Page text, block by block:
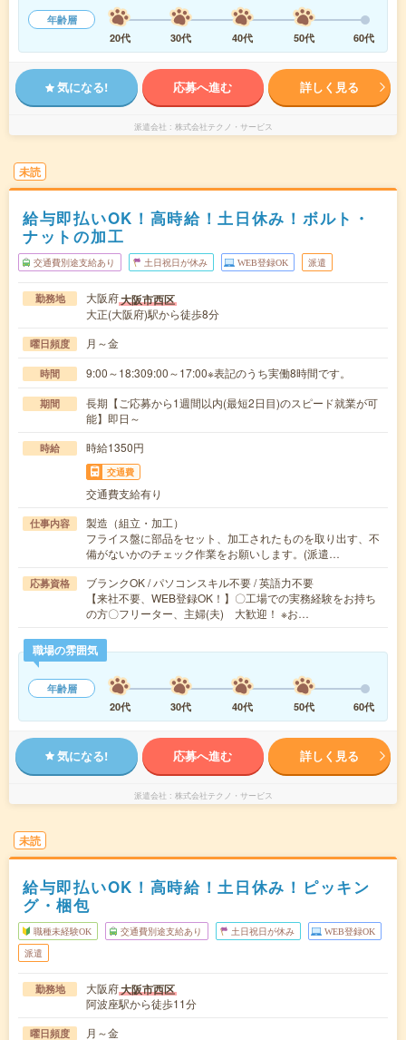
年齢層
20代
30代 40代 50代 60代
気になる! 応募へ進む 詳しく見る
派遣会社 株式会社テクノ・サービス
未読
給与即払いOK！高時給！土日休み！ボルト・
ナットの加工
交通費別途支給あり 土日祝日が休み WEB登録OK 派遣
勤務地 大阪府大阪市西区
大正(大阪府)駅から徒歩8分
曜日頻度 月～金
時間 9:00～18:309:00～17:00※表記のうち実働8時間です。
期間
長期【ご応募から1週間以内(最短2日目)のスピード就業が可
能】即日～
時給 時給1350円
交通費
交通費支給有り
仕事内容
製造（組立・加工）
フライス盤に部品をセット、加工されたものを取り出す、不
備がないかのチェック作業をお願いします。(派遣…
応募資格
ブランクOK / パソコンスキル不要 / 英語力不要
【来社不要、WEB登録OK！】〇工場での実務経験をお持ち
の方〇フリーター、主婦(夫) 大歓迎！ ※お…
職場の雰囲気
年齢層
20代
30代 40代 50代 60代
気になる! 応募へ進む 詳しく見る
派遣会社 株式会社テクノ・サービス
未読
給与即払いOK！高時給！土日休み！ピッキン
グ・梱包
職種未経験OK 交通費別途支給あり 土日祝日が休み WEB登録OK
派遣
勤務地 大阪府大阪市西区
阿波座駅から徒歩11分
曜日頻度 月～金